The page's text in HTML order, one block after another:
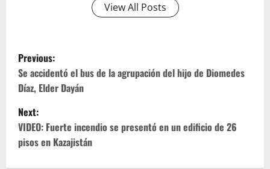
View All Posts
P
o
s
t
n
Previous:
Se accidentó el bus de la agrupación del hijo de Diomedes
Díaz, Elder Dayán
Next:
VIDEO: Fuerte incendio se presentó en un edificio de 26
pisos en Kazajistán